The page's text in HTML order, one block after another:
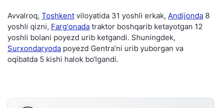
Avvalroq, Toshkent viloyatida 31 yoshli erkak, Andijonda 8
yoshli qizni, Farg‘onada traktor boshqarib ketayotgan 12
yoshli bolani poyezd urib ketgandi. Shuningdek,
Surxondaryoda poyezd Gentra’ni urib yuborgan va
oqibatda 5 kishi halok bo‘lgandi.